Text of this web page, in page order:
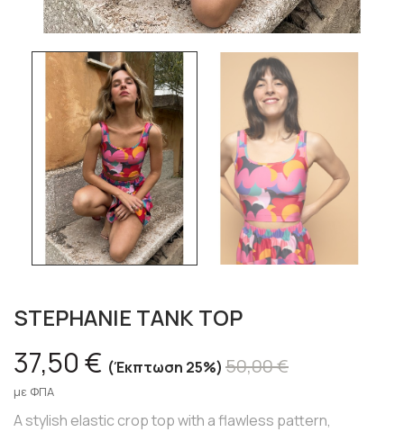
STEPHANIE TANK TOP
37,50 € Έκπτωση 25% 50,00 €
με ΦΠΑ
A stylish elastic crop top with a flawless pattern,